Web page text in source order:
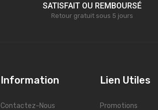
SATISFAIT OU REMBOURSÉ
Retour gratuit sous 5 jours
Information
Contactez-Nous
Lien Utiles
Promotions